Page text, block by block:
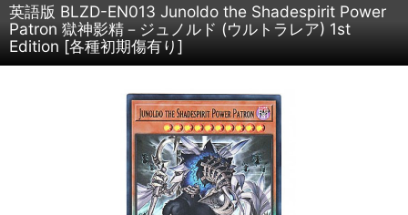
英語版 BLZD-EN013 Junoldo the Shadespirit Power
Patron 獄神影精－ジュノルド (ウルトラレア) 1st
Edition [各種初期傷有り]